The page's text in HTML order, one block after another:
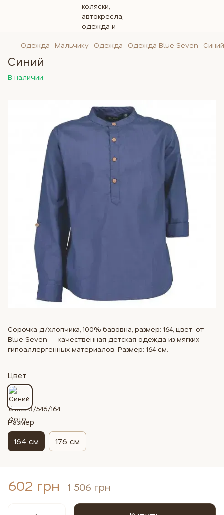
Одежда Мальчику Одежда Одежда Blue Seven Синий
Синий
В наличии
Сорочка д/хлопчика, 100% бавовна, размер: 164, цвет: от
Blue Seven — качественная детская одежда из мягких
гипоаллергенных материалов. Размер: 164 см.
Цвет
Размер
164 см 176 см
602 грн 1 506 грн